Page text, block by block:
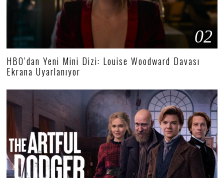
02
HBO’dan Yeni Mini Dizi: Louise Woodward Davası
Ekrana Uyarlanıyor